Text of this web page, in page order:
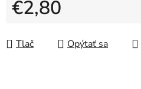
€2,80
Tlač
Opýtať sa